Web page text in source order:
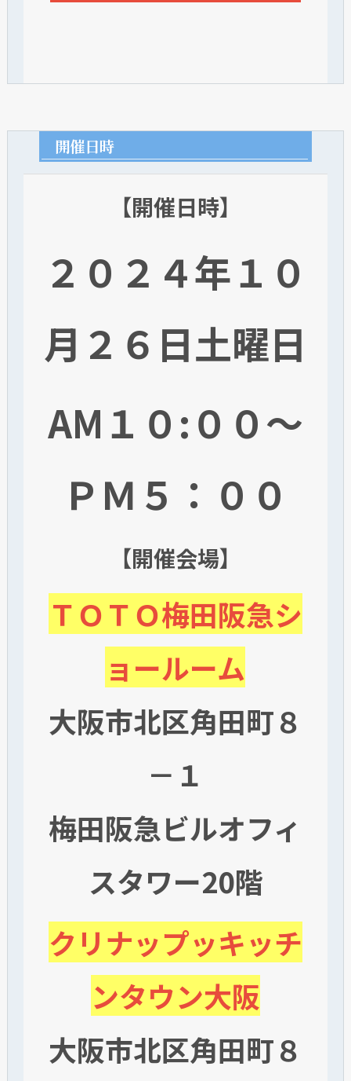
開催日時
【開催日時】
２０２４年１０
月２６日土曜日
AM１０:００～
ＰＭ５：００
【開催会場】
ＴＯＴＯ梅田阪急シ
ョールーム
大阪市北区角田町８
－１
梅田阪急ビルオフィ
スタワー20階
クリナップッキッチ
ンタウン大阪
大阪市北区角田町８